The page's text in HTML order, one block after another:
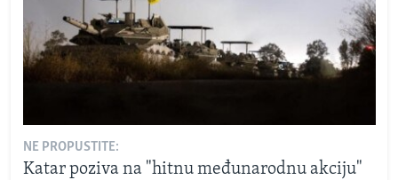
NE PROPUSTITE:
Katar poziva na "hitnu međunarodnu akciju"